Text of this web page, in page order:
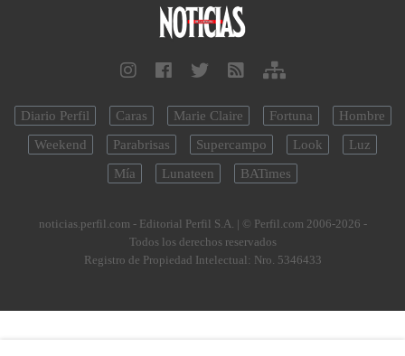
Diario Perfil Caras Marie Claire Fortuna
Hombre
Weekend
Parabrisas Supercampo Look
Luz
Mía
Lunateen BATimes
noticias.perfil.com - Editorial Perfil S.A. | © Perfil.com 2006-2026 -
Todos los derechos reservados
Registro de Propiedad Intelectual: Nro. 5346433